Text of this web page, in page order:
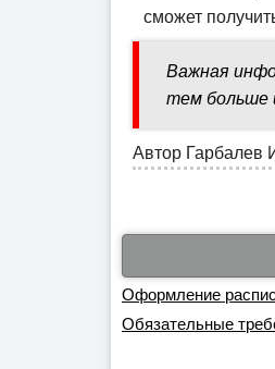
сможет
Важная
тем больше
Автор Гарбалев
Оформление
Обязательные